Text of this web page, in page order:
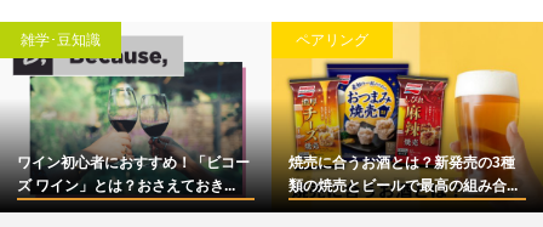
雑学･豆知識
ワイン初心者におすすめ！「ビコー
ズ ワイン」とは？おさえておき...
ペアリング
焼売に合うお酒とは？新発売の3種
類の焼売とビールで最高の組み合...